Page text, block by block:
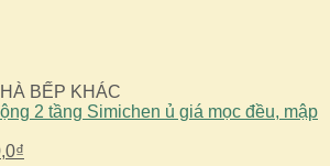
BẾP KHÁC
2 tầng Simichen ủ giá mọc đều, mập
₫